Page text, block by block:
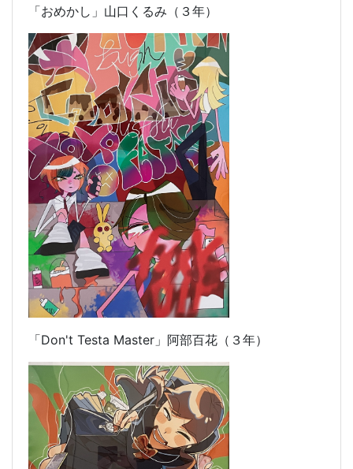
「おめかし」 山口くるみ（３年）
「Don't Testa Master」 阿部百花（３年）